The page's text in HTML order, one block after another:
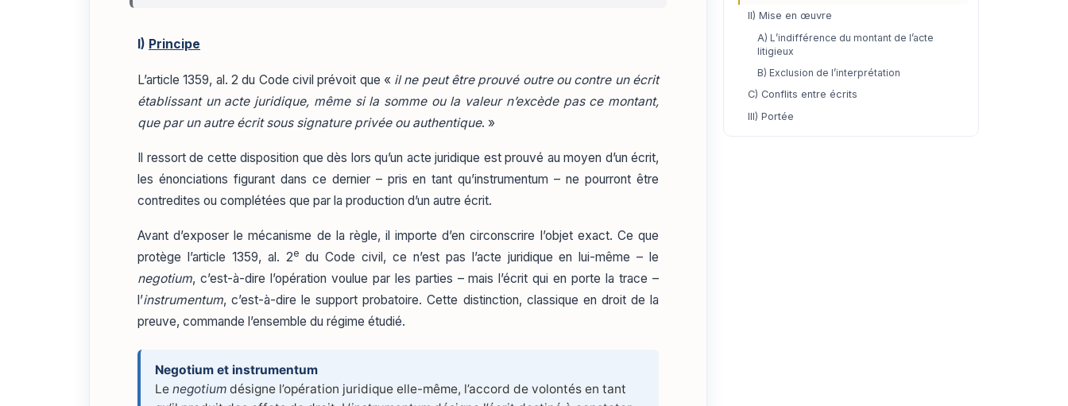
I) Principe
L’article 1359, al. 2 du Code civil prévoit que « il ne peut être prouvé outre ou contre un écrit
établissant un acte juridique, même si la somme ou la valeur n’excède pas ce montant,
que par un autre écrit sous signature privée ou authentique. »
Il ressort de cette disposition que dès lors qu’un acte juridique est prouvé au moyen d’un écrit,
les énonciations figurant dans ce dernier – pris en tant qu’instrumentum – ne pourront être
contredites ou complétées que par la production d’un autre écrit.
Avant d’exposer le mécanisme de la règle, il importe d’en circonscrire l’objet exact. Ce que
protège l’article 1359, al. 2e du Code civil, ce n’est pas l’acte juridique en lui-même – le
negotium, c’est-à-dire l’opération voulue par les parties – mais l’écrit qui en porte la trace –
l’instrumentum, c’est-à-dire le support probatoire. Cette distinction, classique en droit de la
preuve, commande l’ensemble du régime étudié.
Negotium et instrumentum
Le negotium désigne l’opération juridique elle-même, l’accord de volontés en tant
II) Mise en œuvre
A) L’indifférence du montant de l’acte
litigieux
B) Exclusion de l’interprétation
C) Conflits entre écrits
III) Portée